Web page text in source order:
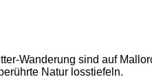
Wanderung sind auf
Natur losstiefeln.